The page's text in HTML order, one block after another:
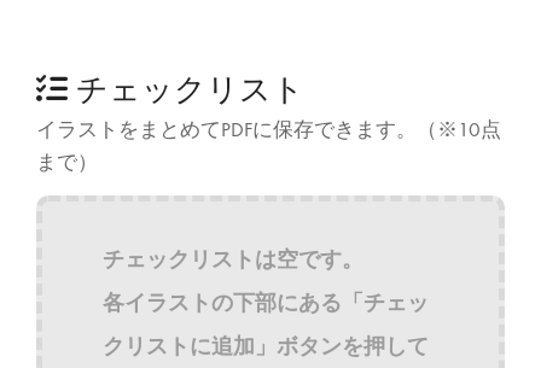
チェックリスト
イラストをまとめてPDFに保存できます。（※10点
まで）
チェックリストは空です。
各イラストの下部にある「チェッ
クリストに追加」ボタンを押して